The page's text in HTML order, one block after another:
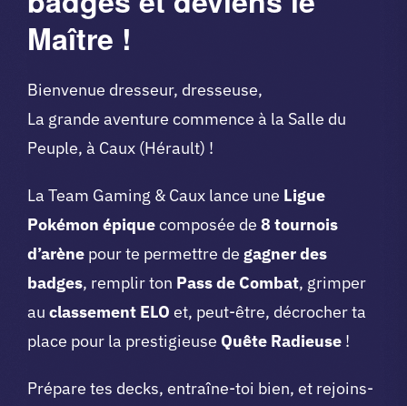
Maître !
Bienvenue dresseur, dresseuse,
La grande aventure commence à la Salle du
Peuple, à Caux (Hérault) !
La Team Gaming & Caux lance une Ligue
Pokémon épiquecomposée de 8 tournois
d’arènepour te permettre de gagner des
badges, remplir ton Pass de Combat, grimper
au classement ELO et, peut-être, décrocher ta
place pour la prestigieuse Quête Radieuse!
Prépare tes decks, entraîne-toi bien, et rejoins-